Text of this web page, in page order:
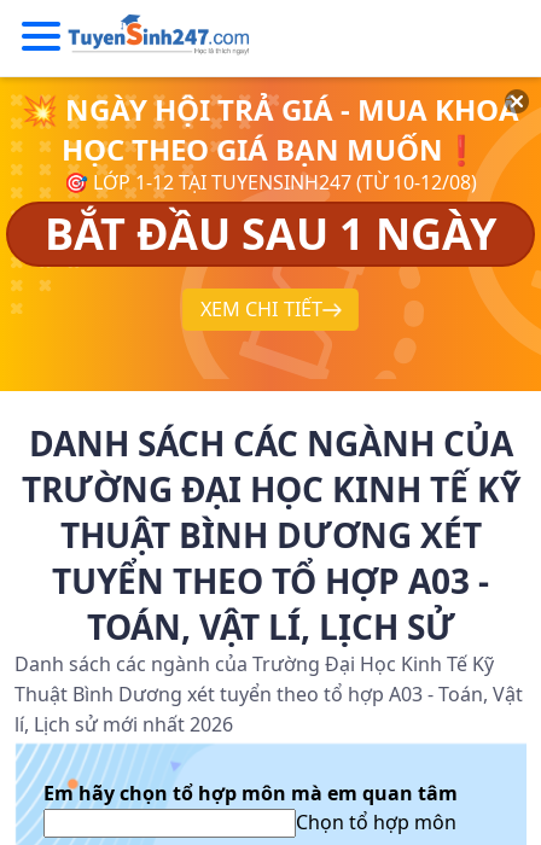
💥 NGÀY HỘI TRẢ GIÁ - MUA KHOÁ
HỌC THEO GIÁ BẠN MUỐN❗
🎯 LỚP 1-12 TẠI TUYENSINH247 (TỪ 10-12/08)
BẮT ĐẦU SAU 1 NGÀY
XEM CHI TIẾT
DANH SÁCH CÁC NGÀNH CỦA
TRƯỜNG ĐẠI HỌC KINH TẾ KỸ
THUẬT BÌNH DƯƠNG XÉT
TUYỂN THEO TỔ HỢP A03 -
TOÁN, VẬT LÍ, LỊCH SỬ
Danh sách các ngành của Trường Đại Học Kinh Tế Kỹ
Thuật Bình Dương xét tuyển theo tổ hợp A03 - Toán, Vật
lí, Lịch sử mới nhất 2026
Em hãy chọn tổ hợp môn mà em quan tâm
Chọn tổ hợp môn